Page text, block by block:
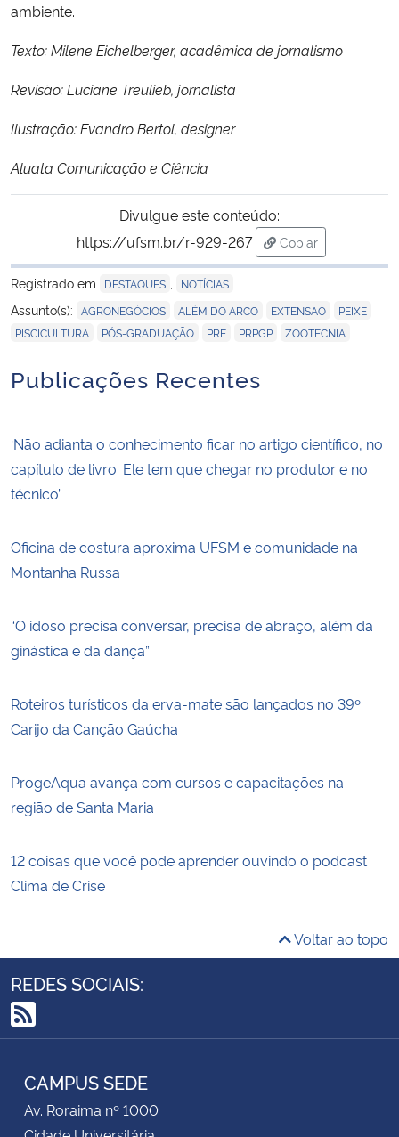
ambiente.
Texto: Milene Eichelberger, acadêmica de jornalismo
Revisão: Luciane Treulieb, jornalista
Ilustração: Evandro Bertol, designer
Aluata Comunicação e Ciência
Divulgue este conteúdo:
https://ufsm.br/r-929-267
Copiar
para área de
Registrado em
DESTAQUES NOTÍCIAS
Assunto(s): AGRONEGÓCIOS ALÉM DO ARCO EXTENSÃO PEIXE
PISCICULTURA PÓS-GRADUAÇÃO PRE PRPGP ZOOTECNIA
Publicações Recentes
‘Não adianta o conhecimento ficar no artigo científico, no
capítulo de livro. Ele tem que chegar no produtor e no
técnico’
Oficina de costura aproxima UFSM e comunidade na
Montanha Russa
“O idoso precisa conversar, precisa de abraço, além da
ginástica e da dança”
Roteiros turísticos da erva-mate são lançados no 39º
Carijo da Canção Gaúcha
ProgeAqua avança com cursos e capacitações na
região de Santa Maria
12 coisas que você pode aprender ouvindo o podcast
Clima de Crise
Voltar ao topo
REDES SOCIAIS:
RSS
CAMPUS SEDE
Av. Roraima nº 1000